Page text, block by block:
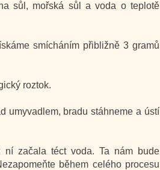
sůl, mořská sůl a voda o teplotě
smícháním přibližně 3 gramů
roztok.
umyvadlem, bradu stáhneme a ústí
ní začala téct voda. Ta nám bude
během celého procesu